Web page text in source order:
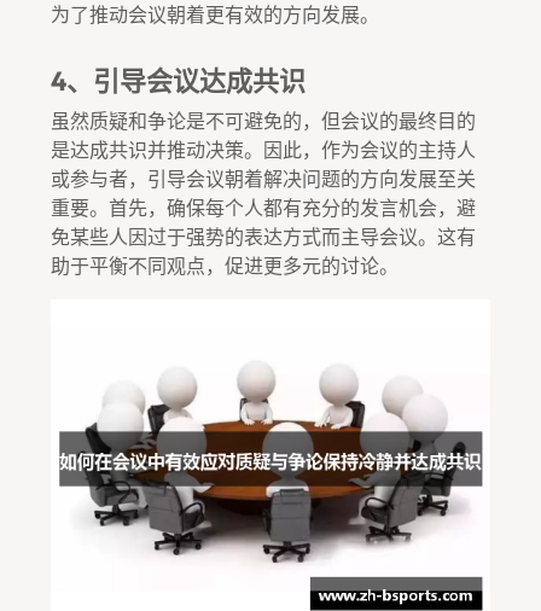
为了推动会议朝着更有效的方向发展。
4、引导会议达成共识
虽然质疑和争论是不可避免的，但会议的最终目的
是达成共识并推动决策。因此，作为会议的主持人
或参与者，引导会议朝着解决问题的方向发展至关
重要。首先，确保每个人都有充分的发言机会，避
免某些人因过于强势的表达方式而主导会议。这有
助于平衡不同观点，促进更多元的讨论。